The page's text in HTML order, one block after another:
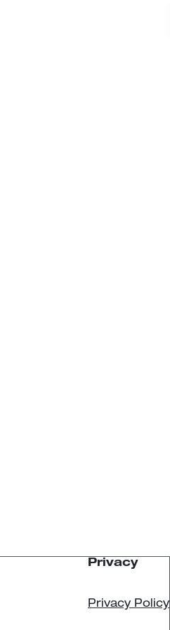
Privacy
Privacy Policy